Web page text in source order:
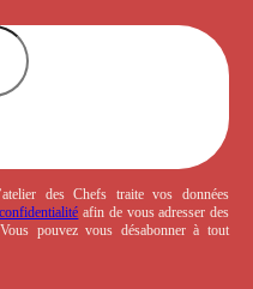
des Chefs traite vos données
afin de vous adresser des
pouvez vous désabonner à tout